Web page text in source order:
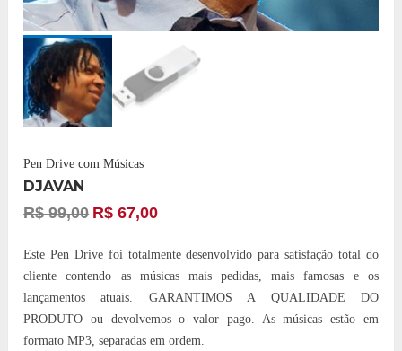
Pen Drive com Músicas
DJAVAN
R$99,00 R$ 67,00
Este Pen Drive foi totalmente desenvolvido para satisfação total do
cliente contendo as músicas mais pedidas, mais famosas e os
lançamentos atuais. GARANTIMOS A QUALIDADE DO
PRODUTO ou devolvemos o valor pago. As músicas estão em
formato MP3, separadas em ordem.